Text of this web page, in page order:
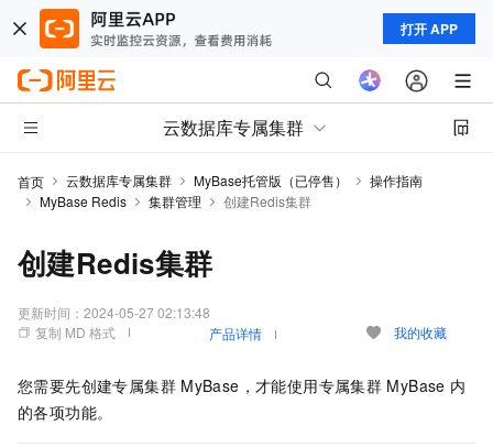
打开 APP
云数据库专属集群
首页 云数据库专属集群 MyBase托管版（已停售）
操作指南
MyBase Redis
集群管理 创建Redis集群
创建Redis集群
更新时间： 2024-05-27 02:13:48
复制 MD 格式
产品详情 我的收藏
您需要先创建专属集群 MyBase ，才能使用专属集群 MyBase 内
的各项功能。